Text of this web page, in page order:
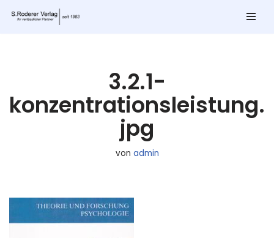
3.2.1-
konzentrationsleistung.
jpg
von admin